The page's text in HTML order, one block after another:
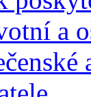
a